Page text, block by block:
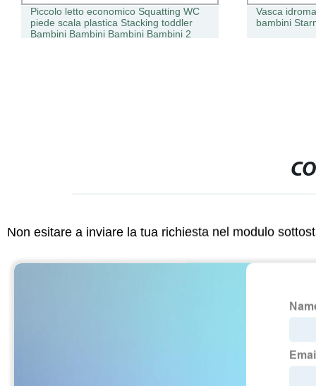
Piccolo letto economico Squatting WC
piede scala plastica Stacking toddler
Bambini Bambini Bambini Bambini 2
Vasca
bambini
Non esitare a inviare la tua richiesta nel modulo